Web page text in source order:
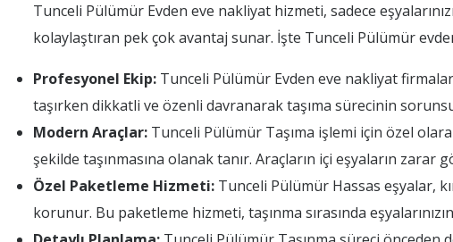
Tunceli Pülümür Evden eve nakliyat hizmeti, sadece
kolaylaştıran pek çok avantaj sunar. İşte Tunceli Pülümür
Profesyonel Ekip: Tunceli Pülümür Evden eve nakliyat
taşırken dikkatli ve özenli davranarak taşıma sürecinin
Modern Araçlar: Tunceli Pülümür Taşıma işlemi için özel
şekilde taşınmasına olanak tanır. Araçların içi eşyaların
Özel Paketleme Hizmeti: Tunceli Pülümür Hassas eşyalar,
korunur. Bu paketleme hizmeti, taşınma sırasında